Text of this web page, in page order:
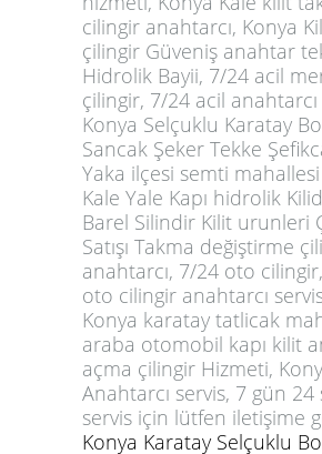
cilingir anahtarcı, Konya
çilingir Güveniş anahtar
Hidrolik Bayii, 7/24 acil
çilingir, 7/24 acil
Konya Selçuklu Karatay
Sancak Şeker Tekke
Yaka ilçesi semti mahallesi
Kale Yale Kapı hidrolik
Barel Silindir Kilit urunleri
Satışı Takma değiştirme
anahtarcı, 7/24 oto
oto cilingir anahtarcı
Konya karatay tatlicak
araba otomobil kapı kilit
açma çilingir Hizmeti,
Anahtarcı servis, 7 gün 24
servis için lütfen iletişime
Konya Karatay Selçuklu